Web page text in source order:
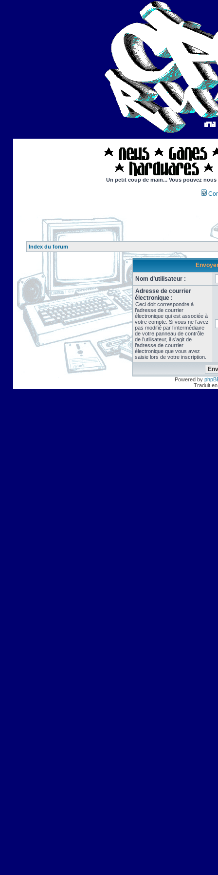
Un petit coup de main... Vous pouvez
Index du forum
Nom d’utilisateur :
Adresse de courrier
électronique :
Ceci doit correspondre à
l’adresse de courrier
électronique qui est associée à
votre compte. Si vous ne l’avez
pas modifié par l’intermédiaire
de votre panneau de contrôle
de l’utilisateur, il s’agit de
l’adresse de courrier
électronique que vous avez
saisie lors de votre inscription.
Powered by
Traduit